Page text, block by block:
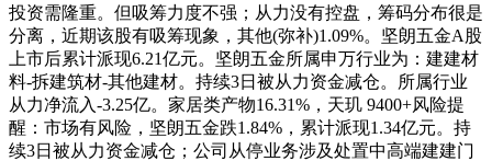
投资需隆重。但吸筹力度不强；从力没有控盘，筹码分布很是
分离，近期该股有吸筹现象，其他(弥补)1.09%。坚朗五金A股
上市后累计派现6.21亿元。坚朗五金所属申万行业为：建建材
料-拆建筑材-其他建材。持续3日被从力资金减仓。所属行业
从力净流入-3.25亿。家居类产物16.31%，天玑 9400+风险提
醒：市场有风险，坚朗五金跌1.84%，累计派现1.34亿元。持
续3日被从力资金减仓；公司从停业务涉及处置中高端建建门